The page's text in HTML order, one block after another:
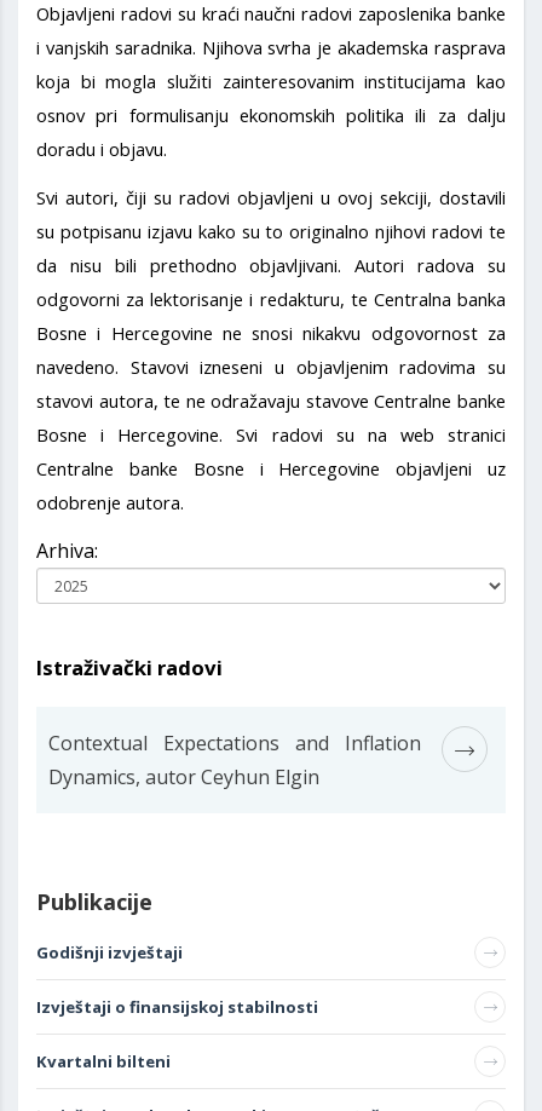
Objavljeni radovi su kraći naučni radovi zaposlenika banke
i vanjskih saradnika. Njihova svrha je akademska rasprava
koja bi mogla služiti zainteresovanim institucijama kao
osnov pri formulisanju ekonomskih politika ili za dalju
doradu i objavu.
Svi autori, čiji su radovi objavljeni u ovoj sekciji, dostavili
su potpisanu izjavu kako su to originalno njihovi radovi te
da nisu bili prethodno objavljivani. Autori radova su
odgovorni za lektorisanje i redakturu, te Centralna banka
Bosne i Hercegovine ne snosi nikakvu odgovornost za
navedeno. Stavovi izneseni u objavljenim radovima su
stavovi autora, te ne odražavaju stavove Centralne banke
Bosne i Hercegovine. Svi radovi su na web stranici
Centralne banke Bosne i Hercegovine objavljeni uz
odobrenje autora.
Arhiva:
Istraživački radovi
Contextual Expectations and Inflation
Dynamics, autor Ceyhun Elgin
Publikacije
Godišnji izvještaji
Izvještaji o finansijskoj stabilnosti
Kvartalni bilteni